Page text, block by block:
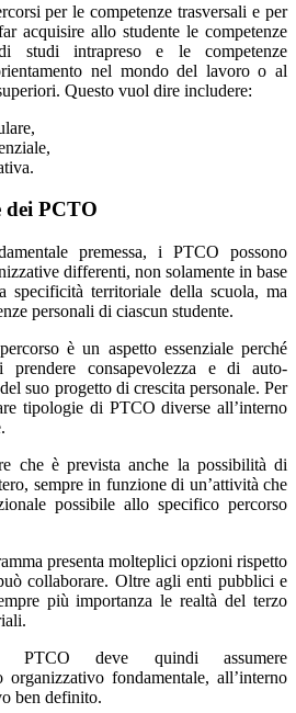
per le competenze trasversali e per
acquisire allo studente le competenze
studi intrapreso e le competenze
nel mondo del lavoro o al
Questo vuol dire includere:
dei PCTO
premessa, i PTCO possono
differenti, non solamente in base
specificità territoriale della scuola, ma
personali di ciascun studente.
è un aspetto essenziale perché
prendere consapevolezza e di auto-
suo progetto di crescita personale. Per
tipologie di PTCO diverse all’interno
che è prevista anche la possibilità di
sempre in funzione di un’attività che
possibile allo specifico percorso
presenta molteplici opzioni rispetto
collaborare. Oltre agli enti pubblici e
più importanza le realtà del terzo
PTCO deve quindi assumere
fondamentale, all’interno
ben definito.